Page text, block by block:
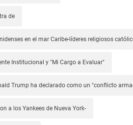
de
en el mar Caribe-líderes religiosos
Institucional y "Mi Cargo a Evaluar"
Trump ha declarado como un "conflicto
a los Yankees de Nueva York-